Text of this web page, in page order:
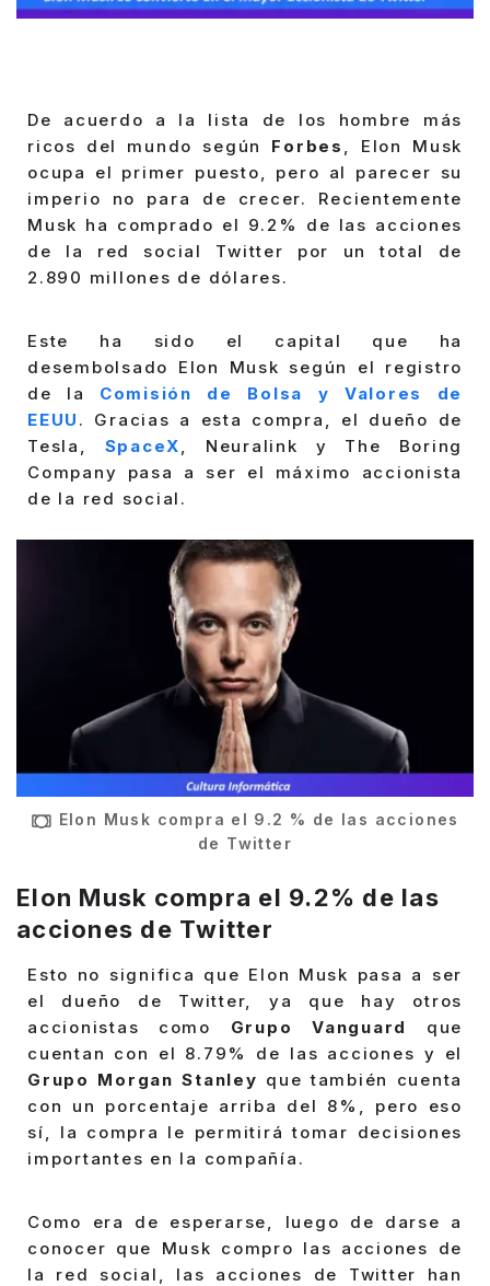
De acuerdo a la lista de los hombre más
ricos del mundo según Forbes , Elon Musk
ocupa el primer puesto, pero al parecer su
imperio no para de crecer. Recientemente
Musk ha comprado el 9.2% de las acciones
de la red social Twitter por un total de
2.890 millones de dólares.
Este ha sido el capital que ha
desembolsado Elon Musk según el registro
de la Comisión de Bolsa y Valores de
EEUU . Gracias a esta compra, el dueño de
Tesla, SpaceX, Neuralink y The Boring
Company pasa a ser el máximo accionista
de la red social.
Elon Musk compra el 9.2 % de las acciones
de Twitter
Elon Musk compra el 9.2% de las
acciones de Twitter
Esto no significa que Elon Musk pasa a ser
el dueño de Twitter, ya que hay otros
accionistas como Grupo Vanguard
que
cuentan con el 8.79% de las acciones y el
Grupo Morgan Stanley que también cuenta
con un porcentaje arriba del 8%, pero eso
sí, la compra le permitirá tomar decisiones
importantes en la compañía.
Como era de esperarse, luego de darse a
conocer que Musk compro las acciones de
la red social, las acciones de Twitter han